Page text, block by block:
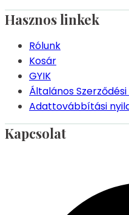
Hasznos linkek
Rólunk
Kosár
GYIK
Általános
Adattovábbítási
Kapcsolat